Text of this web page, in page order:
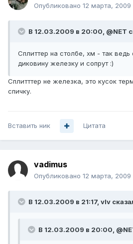
Опубликовано 12 марта, 2009
В 12.03.2009 в 20:00, @NET
Сплиттер на столбе, хм - так ведь
диковину железку и сопрут :)
Сплитттер не железка, это кусок
спичку.
Вставить ник Цитата
vadimus
Опубликовано 12 марта, 2009
В 12.03.2009 в 21:17, vIv
В 12.03.2009 в 20:00,